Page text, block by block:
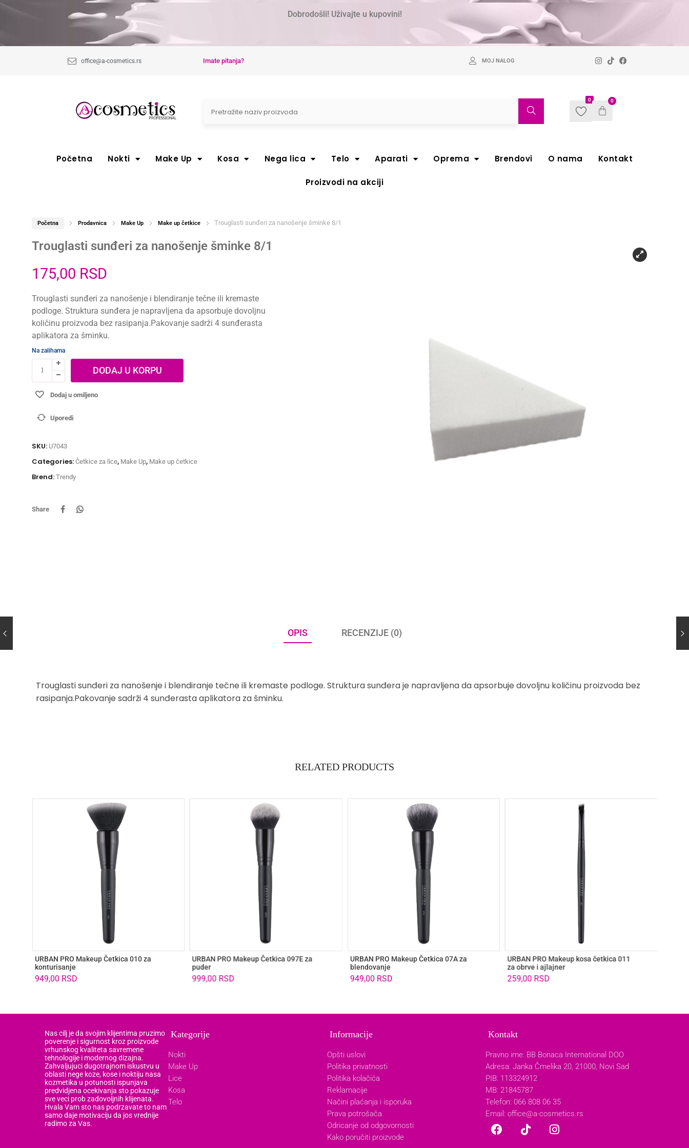
Dobrodošli! Uživajte u kupovini!
office@a-cosmetics.rs Imate pitanja? MOJ NALOG
0 0
Početna Nokti Make Up Kosa Nega lica Telo Aparati Oprema Brendovi O nama Kontakt
Proizvodi na akciji
Početna Prodavnica Make Up Make up četkice Trouglasti sunđeri za nanošenje šminke 8/1
Trouglasti sunđeri za nanošenje šminke 8/1
175,00 RSD
Trouglasti sunđeri za nanošenje i blendiranje tečne ili kremaste
podloge. Struktura sunđera je napravljena da apsorbuje dovoljnu
količinu proizvoda bez rasipanja.Pakovanje sadrži 4 sunđerasta
aplikatora za šminku.
Na zalihama
DODAJ U KORPU
Dodaj u omiljeno
Uporedi
SKU: U7043
Categories: Četkice za lice, Make Up, Make up četkice
Brend: Trendy
Share
OPIS RECENZIJE (0)
Trouglasti sunđeri za nanošenje i blendiranje tečne ili kremaste podloge. Struktura sunđera je napravljena da apsorbuje dovoljnu količinu proizvoda bez
rasipanja.Pakovanje sadrži 4 sunđerasta aplikatora za šminku.
RELATED PRODUCTS
URBAN PRO Makeup Četkica 010 za
konturisanje
949,00 RSD
URBAN PRO Makeup Četkica 097E za
puder
999,00 RSD
URBAN PRO Makeup Četkica 07A za
blendovanje
949,00 RSD
URBAN PRO Makeup kosa četkica 011
za obrve i ajlajner
259,00 RSD
Nas cilj je da svojim klijentima pruzimo
poverenje i sigurnost kroz proizvode
vrhunskog kvaliteta savremene
tehnologije i modernog dizajna.
Zahvaljujuci dugotrajnom iskustvu u
oblasti nege koze, kose i noktiju nasa
kozmetika u potunosti ispunjava
predvidjena ocekivanja sto pokazuje
sve veci prob zadovoljnih klijenata.
Hvala Vam sto nas podrzavate to nam
samo daje motivaciju da jos vrednije
radimo za Vas.
Kategorije
Nokti
Make Up
Lice
Kosa
Telo
Informacije
Opšti uslovi
Politika privatnosti
Politika kolačića
Reklamacije
Načini plaćanja i isporuka
Prava potrošača
Odricanje od odgovornosti
Kako poručiti proizvode
Kontakt
Pravno ime: BB Bonaca International DOO
Adresa: Janka Čmelika 20, 21000, Novi Sad
PIB: 113324912
MB: 21845787
Telefon: 066 808 06 35
Email:office@a-cosmetics.rs